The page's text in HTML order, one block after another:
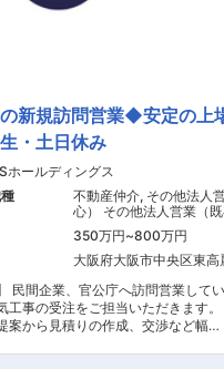
全週休2日（土日祝休み）となって
係者の皆様への新型コロナウイルス
軽減と安全確保を目的に、ローテー
ワークも取り入れており、感染予防
様が小学生以下の場合は、時間短縮
なっていますので、ワークスタイル
き方を選ぶこともできます。 総務ス
在6名で全員女性で、30代〜40代が
平均勤続年数8年以上のメンバーば
育てしながらでも働きやすい環境が
るため、離職率も低く、「出産して
い会社」として社員からも好評を得
新規訪問営業◆安定の上
・土日休み
ホールディングス
不動産仲介, その他法人
心） その他法人営業（
ールス中心） その他代理
トナーセールス その他個
海外営業
350万円~800万円
大阪府大阪市中央区東高
民間企業、官公庁へ訪問営業してい
工事の受注をご担当いただきます。
案から見積りの作成、交渉など幅広